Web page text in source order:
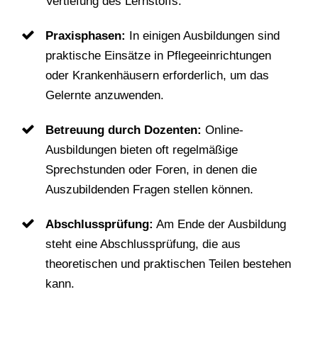
Praxisphasen:
In einigen Ausbildungen sind
praktische Einsätze in Pflegeeinrichtungen
oder Krankenhäusern erforderlich, um das
Gelernte anzuwenden.
Betreuung durch Dozenten: Online-
Ausbildungen bieten oft regelmäßige
Sprechstunden oder Foren, in denen die
Auszubildenden Fragen stellen können.
Abschlussprüfung: Am Ende der Ausbildung
steht eine Abschlussprüfung, die aus
theoretischen und praktischen Teilen bestehen
kann.